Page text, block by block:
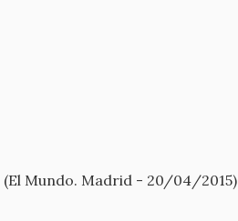
(El Mundo. Madrid - 20/04/2015)